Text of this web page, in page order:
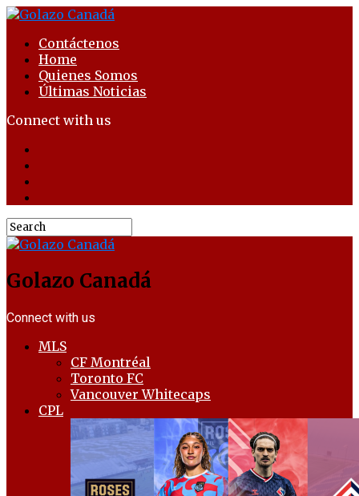
Contáctenos
Home
Quienes Somos
Últimas Noticias
Connect with us
Golazo Canadá
Connect with us
MLS
CF Montréal
Toronto FC
Vancouver Whitecaps
CPL